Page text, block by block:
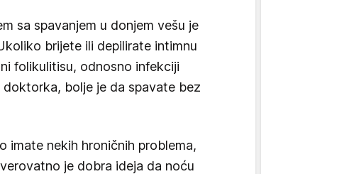
sa spavanjem u donjem vešu je
brijete ili depilirate intimnu
folikulitisu, odnosno infekciji
bolje je da spavate bez
imate nekih hroničnih problema,
je dobra ideja da noću